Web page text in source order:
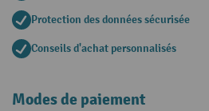
Protection des données sécurisée
Conseils d'achat personnalisés
Modes de paiement